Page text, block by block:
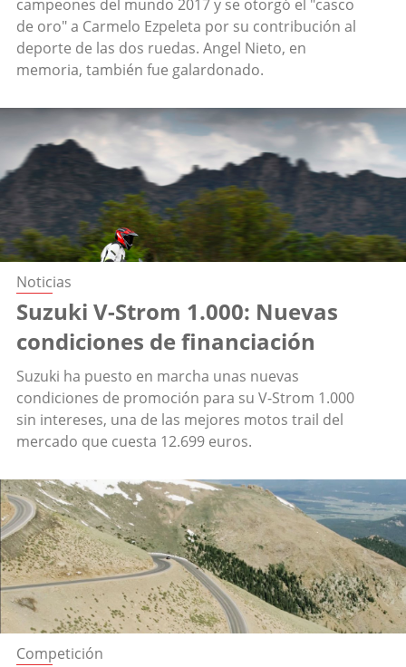
campeones del mundo 2017 y se otorgó el "casco
de oro" a Carmelo Ezpeleta por su contribución al
deporte de las dos ruedas. Angel Nieto, en
memoria, también fue galardonado.
Noticias
Suzuki V-Strom 1.000: Nuevas
condiciones de financiación
Suzuki ha puesto en marcha unas nuevas
condiciones de promoción para su V-Strom 1.000
sin intereses, una de las mejores motos trail del
mercado que cuesta 12.699 euros.
Competición